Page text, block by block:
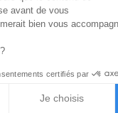
avant de vous
bien vous
certifiés par
Je choisis